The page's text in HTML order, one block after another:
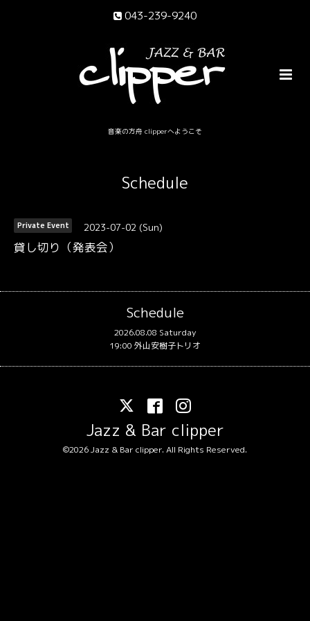
043-239-9240
音楽の方舟 clipperへようこそ
Schedule
Private Event 2023-07-02 (Sun)
貸し切り（発表会）
Schedule
2026.08.08 Saturday
19:00 外山安樹子トリオ
Jazz & Bar clipper
©2026Jazz & Bar clipper. All Rights Reserved.